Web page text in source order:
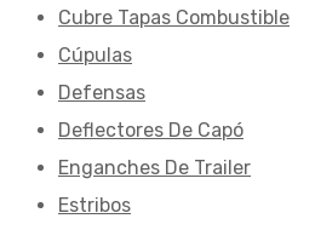
Cubre Tapas Combustible
Cúpulas
Defensas
Deflectores De Capó
Enganches De Trailer
Estribos